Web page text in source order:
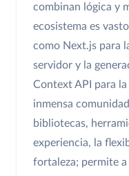
combinan lógica y
ecosistema es
como Next.js para
servidor y la
Context API para
inmensa
bibliotecas,
experiencia, la
fortaleza; permite